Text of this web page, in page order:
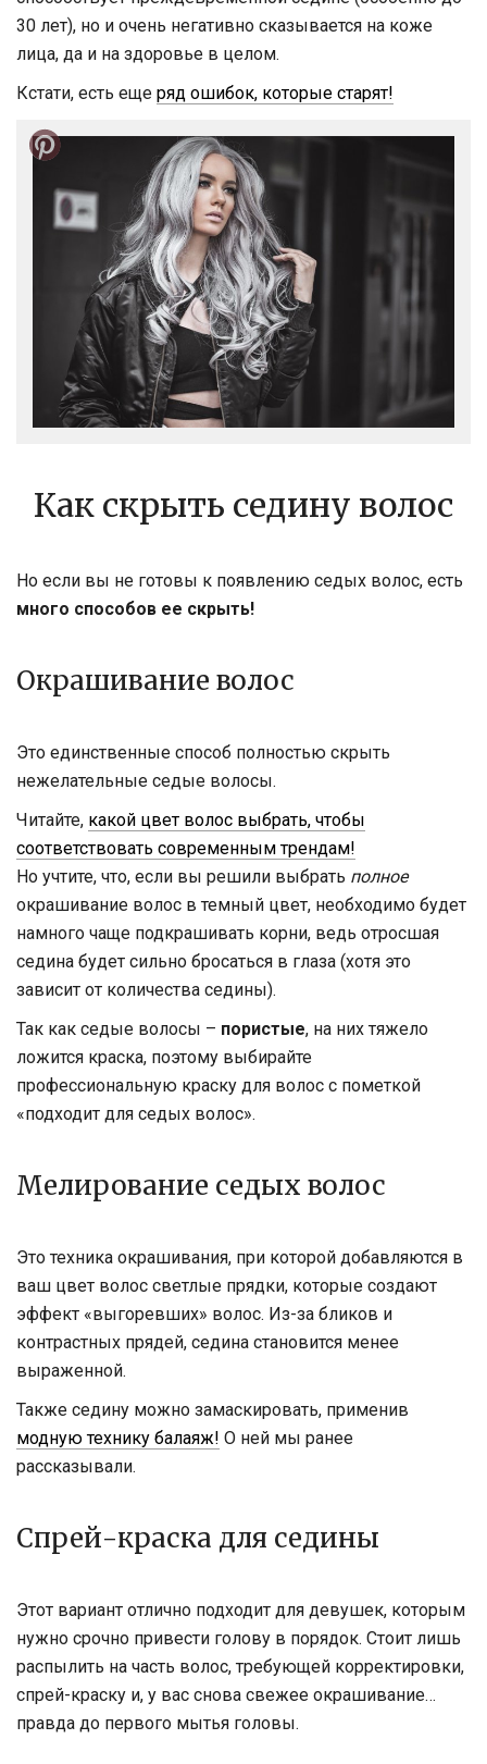
30 лет), но и очень негативно сказывается на коже
лица, да и на здоровье в целом.
Кстати, есть еще ряд ошибок, которые старят!
Как скрыть седину волос
Но если вы не готовы к появлению седых волос, есть
много способов ее скрыть!
Окрашивание волос
Это единственные способ полностью скрыть
нежелательные седые волосы.
Читайте, какой цвет волос выбрать, чтобы
соответствовать современным трендам!
Но учтите, что, если вы решили выбрать полное
окрашивание волос в темный цвет, необходимо будет
намного чаще подкрашивать корни, ведь отросшая
седина будет сильно бросаться в глаза (хотя это
зависит от количества седины).
Так как седые волосы – пористые, на них тяжело
ложится краска, поэтому выбирайте
профессиональную краску для волос с пометкой
«подходит для седых волос».
Мелирование седых волос
Это техника окрашивания, при которой добавляются в
ваш цвет волос светлые прядки, которые создают
эффект «выгоревших» волос. Из-за бликов и
контрастных прядей, седина становится менее
выраженной.
Также седину можно замаскировать, применив
модную технику балаяж! О ней мы ранее
рассказывали.
Спрей-краска для седины
Этот вариант отлично подходит для девушек, которым
нужно срочно привести голову в порядок. Стоит лишь
распылить на часть волос, требующей корректировки,
спрей-краску и, у вас снова свежее окрашивание…
правда до первого мытья головы.